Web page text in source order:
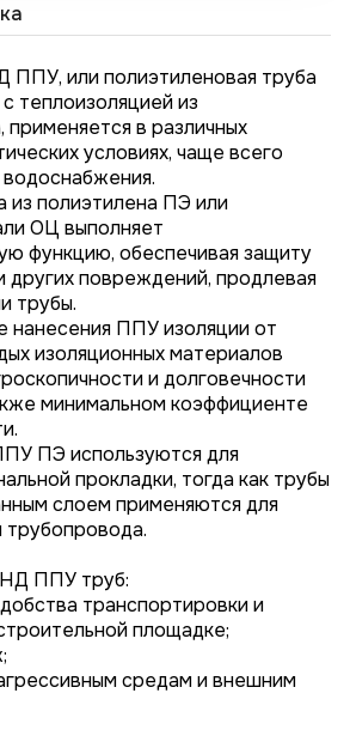
или полиэтиленовая труба
теплоизоляцией из
в различных
условиях, чаще всего
водоснабжения.
из полиэтилена ПЭ или
ОЦ выполняет
функцию, обеспечивая защиту
других повреждений, продлевая
трубы.
нанесения ППУ изоляции от
изоляционных материалов
и долговечности
минимальном коэффициенте
ПЭ используются для
прокладки, тогда как трубы
слоем применяются для
трубопровода.
ППУ труб:
транспортировки и
площадке;
средам и внешним